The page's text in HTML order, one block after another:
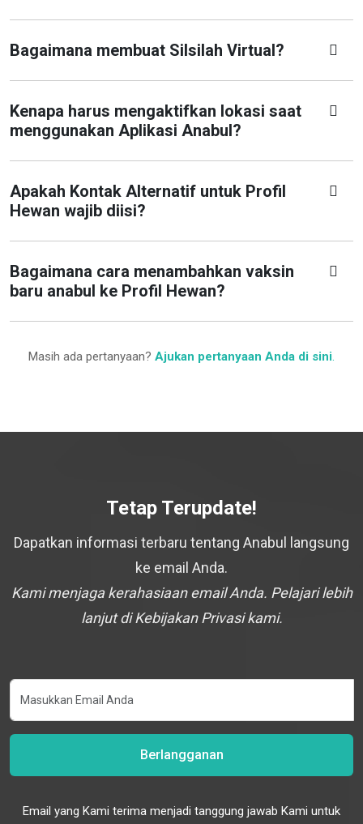
Bagaimana membuat Silsilah Virtual?
Kenapa harus mengaktifkan lokasi saat
menggunakan Aplikasi Anabul?
Apakah Kontak Alternatif untuk Profil
Hewan wajib diisi?
Bagaimana cara menambahkan vaksin
baru anabul ke Profil Hewan?
Masih ada pertanyaan? Ajukan pertanyaan Anda di sini.
Tetap Terupdate!
Dapatkan informasi terbaru tentang Anabul langsung
ke email Anda.
Kami menjaga kerahasiaan email Anda. Pelajari lebih
lanjut di Kebijakan Privasi kami.
Berlangganan
Email yang Kami terima menjadi tanggung jawab Kami untuk